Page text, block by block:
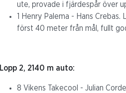
ute, provade i fjärdespår över
1 Henry Palema - Hans
först 40 meter från mål, fullt
Lopp 2, 2140 m auto:
8 Vikens Takecool - Julian